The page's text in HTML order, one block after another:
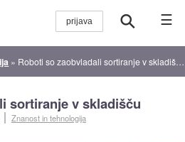
☰
» Roboti so zaobvladali sortiranje v skladišču
sortiranje v skladišču
Znanost in tehnologija